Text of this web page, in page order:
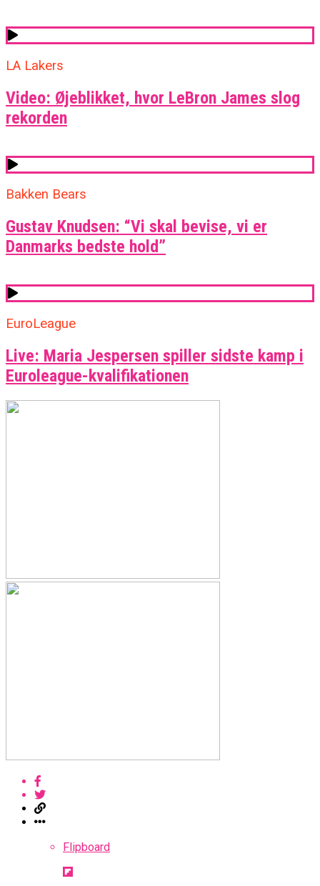
LA Lakers
Video: Øjeblikket, hvor LeBron James slog
rekorden
Bakken Bears
Gustav Knudsen: “Vi skal bevise, vi er
Danmarks bedste hold”
EuroLeague
Live: Maria Jespersen spiller sidste kamp i
Euroleague-kvalifikationen
Flipboard